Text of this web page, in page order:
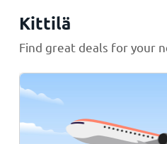
Kittilä
Find great deals for your